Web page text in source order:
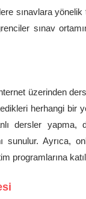
sınavlara
sınav
üzerinden
herhangi bir
dersler
sunulur. Ayrıca,
programlarına